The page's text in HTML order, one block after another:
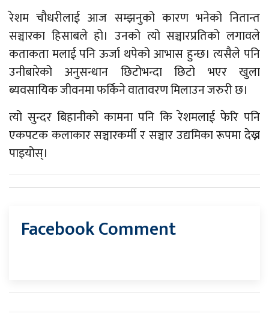
रेशम चौधरीलाई आज सम्झनुको कारण भनेको नितान्त
सञ्चारका हिसाबले हो। उनको त्यो सञ्चारप्रतिको लगावले
कताकता मलाई पनि ऊर्जा थपेको आभास हुन्छ। त्यसैले पनि
उनीबारेको अनुसन्धान छिटोभन्दा छिटो भएर खुला
ब्यवसायिक जीवनमा फर्किने वातावरण मिलाउन जरुरी छ।
त्यो सुन्दर बिहानीको कामना पनि कि रेशमलाई फेरि पनि
एकपटक कलाकार सञ्चारकर्मी र सञ्चार उद्यमिका रूपमा देख्न
पाइयोस्।
Facebook Comment